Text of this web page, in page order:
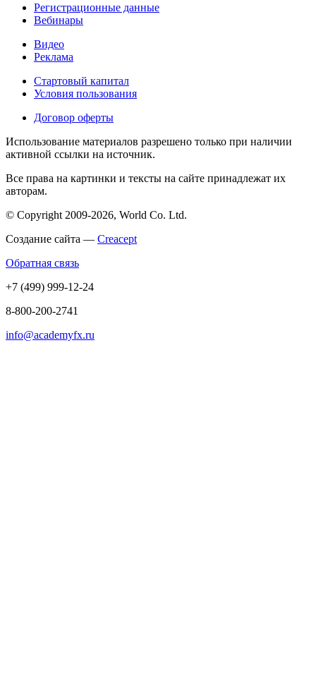
Регистрационные данные
Вебинары
Видео
Реклама
Стартовый капитал
Условия пользования
Договор оферты
Использование материалов разрешено только при наличии
активной ссылки на источник.
Все права на картинки и тексты на сайте принадлежат их
авторам.
© Copyright 2009-2026, World Co. Ltd.
Создание сайта — Creacept
Обратная связь
+7 (499) 999-12-24
8-800-200-2741
info@academyfx.ru